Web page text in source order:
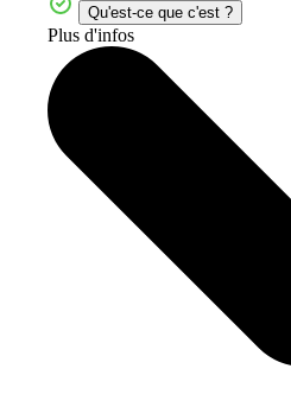
Qu'est-ce que c'est ?
Plus d'infos